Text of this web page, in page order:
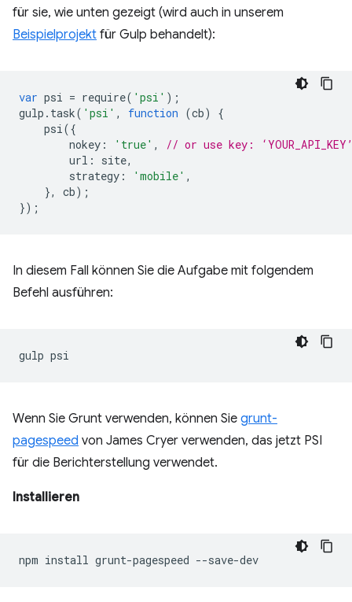
für sie, wie unten gezeigt (wird auch in unserem
Beispielprojekt für Gulp behandelt):
var psi = require( 'psi' );
gulp . task( 'psi' , function (cb)
{
psi({
nokey : 'true' ,
// or use key: ‘YOUR_API_KEY’
url : site,
strategy : 'mobile' ,
},
cb);
});
In diesem Fall können Sie die Aufgabe mit folgendem
Befehl ausführen:
gulp
Wenn Sie Grunt verwenden, können Sie grunt-
pagespeed von James Cryer verwenden, das jetzt PSI
für die Berichterstellung verwendet.
Installieren
npm install grunt-pagespeed